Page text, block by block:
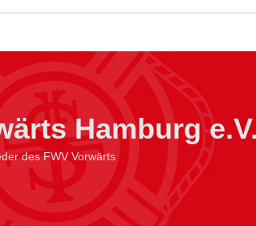
Hamburg e.V.
des FWV Vorwärts